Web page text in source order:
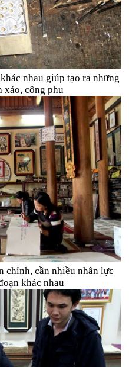
nhau giúp tạo ra những
xảo, công phu
chỉnh, cần nhiều nhân lực
khác nhau